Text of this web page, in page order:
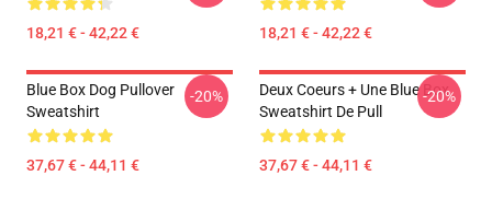
18,21 € - 42,22 € 18,21 € - 42,22 €
Blue Box Dog Pullover
Sweatshirt
37,67 € - 44,11 €
-20%
Deux Coeurs + Une Blue Box
Sweatshirt De Pull
37,67 € - 44,11 €
-20%